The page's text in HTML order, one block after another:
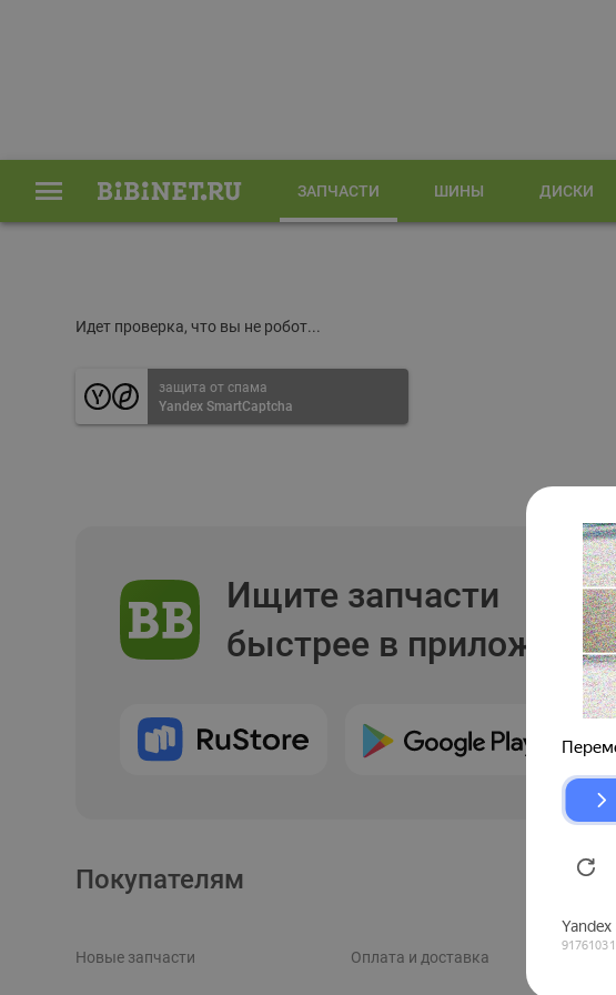
ЗАПЧАСТИ ШИНЫ ДИСКИ
Идет проверка, что вы не робот...
защита от спама
Yandex SmartCaptcha
Ищите запчасти
быстрее в приложении
Покупателям
Новые запчасти Оплата и доставка